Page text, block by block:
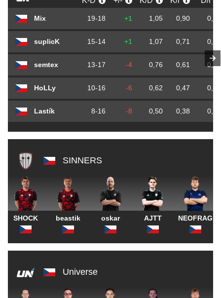
Mix 19-18 +1 1,05 0,90 0,85
suplicK 15-14 +1 1,07 0,71 0,66
semtex 13-17 -4 0,76 0,61 0,80
HoLLy 10-16 -6 0,62 0,47 0,76
Lastík 8-16 -8 0,50 0,38 0,76
SINNERS
SHOCK beastik oskar AJTT NEOFRAG
Universe